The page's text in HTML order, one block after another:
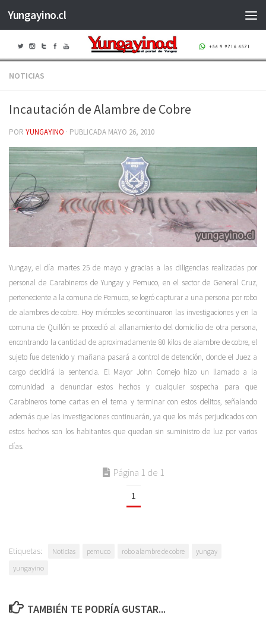
Saltar al contenido
Yungayino.cl
NOTICIAS
Incautación de Alambre de Cobre
POR YUNGAYINO · PUBLICADA MAYO 26, 2010
Yungay, el día martes 25 de mayo y gracias a las diligencias realizadas por
personal de Carabineros de Yungay y Pemuco, en el sector de General Cruz,
perteneciente a la comuna de Pemuco, se logró capturar a una persona por robo
de alambres de cobre. Hoy miércoles se continuaron las investigaciones y en la
comuna de Quillón se procedió al allanamiento del domicilio de otra persona,
encontrando la cantidad de aproximadamente 80 kilos de alambre de cobre, el
sujeto fue detenido y mañana pasará a control de detención, donde el Juez a
cargo decidirá la sentencia. El Mayor John Cornejo hizo un llamado a la
comunidad a denunciar estos hechos y cualquier sospecha para que
Carabineros tome cartas en el tema y terminar con estos delitos, señalando
además que las investigaciones continuarán, ya que los más perjudicados con
estos hechos son los habitantes que quedan sin suministro de luz por varios
días.
Página 1 de 1
1
Etiquetas: Noticias pemuco robo alambre de cobre
yungay
yungayino
TAMBIÉN TE PODRÍA GUSTAR...